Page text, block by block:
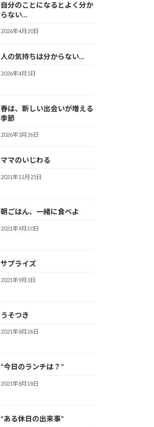
自分のことになるとよく分か
らない…
2026年4月20日
人の気持ちは分からない…
2026年4月5日
春は、新しい出会いが増える
季節
2026年3月26日
ママのいじわる
2021年11月25日
朝ごはん、一緒に食べよ
2021年9月10日
サプライズ
2021年9月3日
うそつき
2021年8月26日
“今日のランチは？”
2021年8月18日
“ある休日の出来事”